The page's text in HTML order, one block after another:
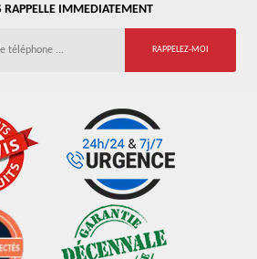
RAPPELLE IMMEDIATEMENT